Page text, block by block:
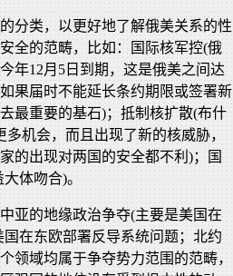
分类，以更好地了解俄美关系的性
全的范畴，比如：国际核军控(俄
年12月5日到期，这是俄美之间达
果届时不能延长条约期限或签署新
最重要的基石)；抵制核扩散(布什
机会，而且出现了新的核威胁，
的出现对两国的安全都不利)；国
体吻合)。
亚的地缘政治争夺(主要是美国在
在东欧部署反导系统问题；北约
领域均属于争夺势力范围的范畴，